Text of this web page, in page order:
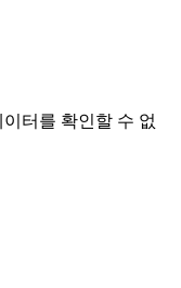
터를 확인할 수 없